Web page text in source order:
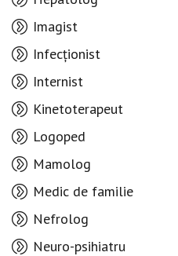
Imagist
Infecționist
Internist
Kinetoterapeut
Logoped
Mamolog
Medic de familie
Nefrolog
Neuro-psihiatru